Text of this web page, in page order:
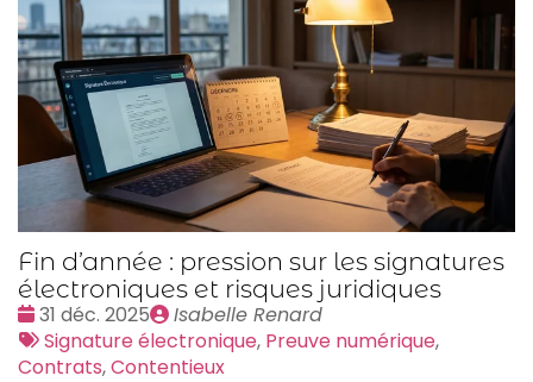
Fin d’année : pression sur les signatures
électroniques et risques juridiques
Date
:
31 déc. 2025
Publié
par
Isabelle Renard
Tags
:
Signature électronique, Preuve numérique,
Contrats,Contentieux